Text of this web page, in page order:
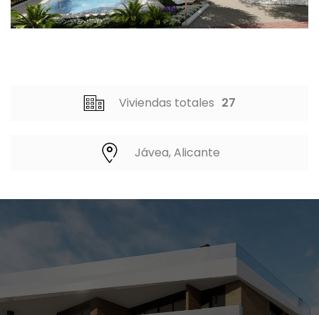
Viviendas totales 27
Jávea, Alicante